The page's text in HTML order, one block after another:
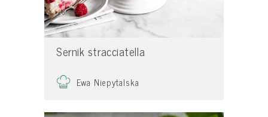
Sernik stracciatella
Ewa Niepytalska